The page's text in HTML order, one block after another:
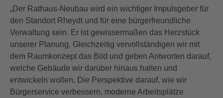
„Der Rathaus-Neubau wird ein wichtiger Impulsgeber für
den Standort Rheydt und für eine bürgerfreundliche
Verwaltung sein. Er ist gewissermaßen das Herzstück
unserer Planung. Gleichzeitig vervollständigen wir mit
dem Raumkonzept das Bild und geben Antworten darauf,
welche Gebäude wir darüber hinaus halten und
entwickeln wollen. Die Perspektive darauf, wie wir
Bürgerservice verbessern, moderne Arbeitsplätze